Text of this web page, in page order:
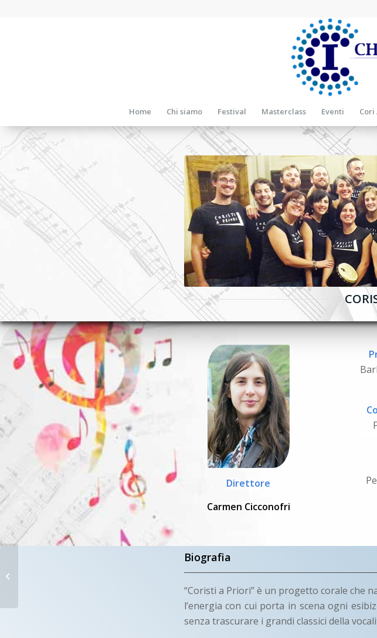
Home Chi siamo Festival Masterclass Eventi Cori
Direttore
Carmen Cicconofri
Biografia
“Coristi a Priori” è un progetto corale che
l’energia con cui porta in scena ogni
senza trascurare i grandi classici della